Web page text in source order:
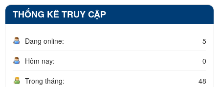
THỐNG KÊ TRUY CẬP
Đang online: 5
Hôm nay: 0
Trong tháng: 48